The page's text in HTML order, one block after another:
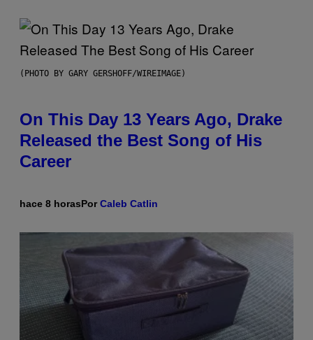
(PHOTO BY GARY GERSHOFF/WIREIMAGE)
On This Day 13 Years Ago, Drake
Released the Best Song of His
Career
hace 8 horasPorCaleb Catlin